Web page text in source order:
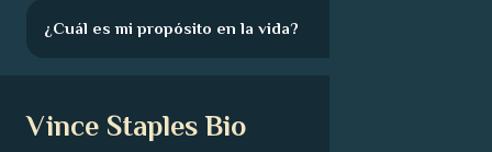
¿Cuál es mi propósito en la vida?
Vince Staples Bio